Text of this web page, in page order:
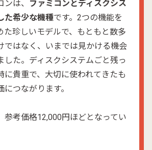
は、
ファミコンとディスクシス
た希少な機種です。2つの機能を
た珍しいモデルで、もともと数多
ではなく、いまでは見かける機会
した。ディスクシステムごと残っ
に貴重で、大切に使われてきたも
つながります。
参考価格12,000円ほどとなってい